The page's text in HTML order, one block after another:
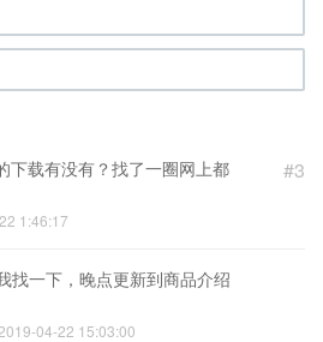
#3
下载有没有？找了一圈网上都
1:46:17
找一下，晚点更新到商品介绍
2019-04-22 15:03:00